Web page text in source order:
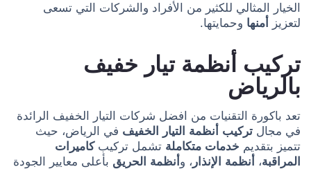
الخيار المثالي للكثير من الأفراد والشركات التي تسعى
لتعزيز
أمنها وحمايتها.
تركيب أنظمة تيار خفيف
بالرياض
تعد باكورة التقنيات من افضل شركات التيار الخفيف الرائدة
في مجال تركيب أنظمة التيار الخفيف في الرياض، حيث
تتميز بتقديم خدمات متكاملة تشمل تركيبكاميرات
المراقبة، أنظمة الإنذار ، و أنظمة الحريق بأعلى معايير الجودة